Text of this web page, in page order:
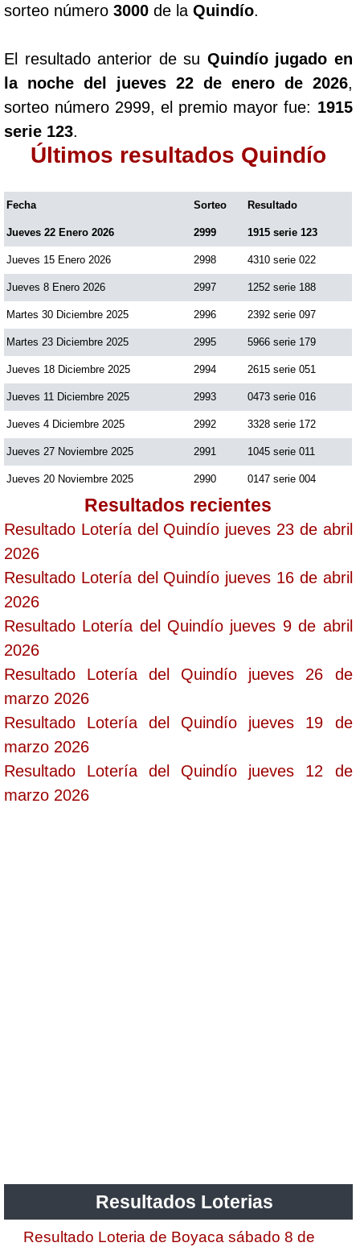
Paisita Día
Paisita Noche
Paisita 3
Pick 3 Día
Pick 4 Día
Pick 4 Noche
Pijao de Oro
Saman de la suerte
Sinuano Día
Sinuano Noche
sorteo número 3000 de la Quindío.
El resultado anterior de su Quindío jugado en
la noche del jueves 22 de enero de 2026,
sorteo número 2999, el premio mayor fue: 1915
serie 123.
Últimos resultados Quindío
Fecha Sorteo Resultado
Jueves 22 Enero 2026 2999 1915 serie 123
Jueves 15 Enero 2026 2998 4310 serie 022
Jueves 8 Enero 2026 2997 1252 serie 188
Martes 30 Diciembre 2025 2996 2392 serie 097
Martes 23 Diciembre 2025 2995 5966 serie 179
Jueves 18 Diciembre 2025 2994 2615 serie 051
Jueves 11 Diciembre 2025 2993 0473 serie 016
Jueves 4 Diciembre 2025 2992 3328 serie 172
Jueves 27 Noviembre 2025 2991 1045 serie 011
Jueves 20 Noviembre 2025 2990 0147 serie 004
Resultados recientes
Resultado Lotería del Quindío jueves 23 de abril
2026
Resultado Lotería del Quindío jueves 16 de abril
2026
Resultado Lotería del Quindío jueves 9 de abril
2026
Resultado Lotería del Quindío jueves 26 de
marzo 2026
Resultado Lotería del Quindío jueves 19 de
marzo 2026
Resultado Lotería del Quindío jueves 12 de
marzo 2026
Resultados Loterias
Resultado Loteria de Boyaca sábado 8 de